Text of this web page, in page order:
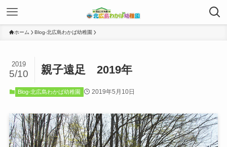
ホーム Blog-北広島わかば幼稚園
親子遠足 2019年
2019
5/10
Blog-北広島わかば幼稚園 2019年5月10日